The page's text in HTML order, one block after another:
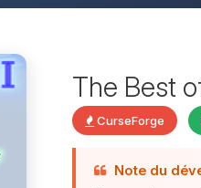
The Best
CurseForge
Note du